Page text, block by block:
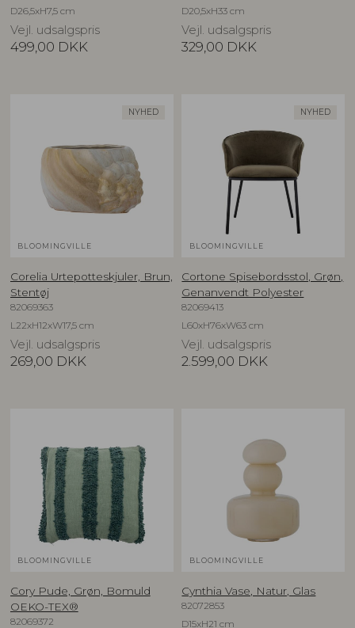
D26,5xH7,5 cm
Vejl. udsalgspris
499,00 DKK
D20,5xH33 cm
Vejl. udsalgspris
329,00 DKK
NYHED
BLOOMINGVILLE
Corelia Urtepotteskjuler, Brun,
Stentøj
82069363
L22xH12xW17,5 cm
Vejl. udsalgspris
269,00 DKK
NYHED
BLOOMINGVILLE
Cortone Spisebordsstol, Grøn,
Genanvendt Polyester
82069413
L60xH76xW63 cm
Vejl. udsalgspris
2.599,00 DKK
BLOOMINGVILLE
Cory Pude, Grøn, Bomuld
OEKO-TEX®
82069372
BLOOMINGVILLE
Cynthia Vase, Natur, Glas
82072853
D15xH21 cm